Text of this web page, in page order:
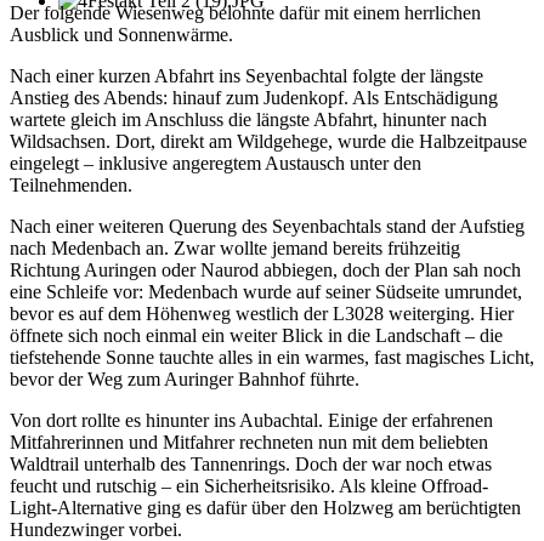
Der folgende Wiesenweg belohnte dafür mit einem herrlichen
Ausblick und Sonnenwärme.
Nach einer kurzen Abfahrt ins Seyenbachtal folgte der längste
Anstieg des Abends: hinauf zum Judenkopf. Als Entschädigung
wartete gleich im Anschluss die längste Abfahrt, hinunter nach
Wildsachsen. Dort, direkt am Wildgehege, wurde die Halbzeitpause
eingelegt – inklusive angeregtem Austausch unter den
Teilnehmenden.
Nach einer weiteren Querung des Seyenbachtals stand der Aufstieg
nach Medenbach an. Zwar wollte jemand bereits frühzeitig
Richtung Auringen oder Naurod abbiegen, doch der Plan sah noch
eine Schleife vor: Medenbach wurde auf seiner Südseite umrundet,
bevor es auf dem Höhenweg westlich der L3028 weiterging. Hier
öffnete sich noch einmal ein weiter Blick in die Landschaft – die
tiefstehende Sonne tauchte alles in ein warmes, fast magisches Licht,
bevor der Weg zum Auringer Bahnhof führte.
Von dort rollte es hinunter ins Aubachtal. Einige der erfahrenen
Mitfahrerinnen und Mitfahrer rechneten nun mit dem beliebten
Waldtrail unterhalb des Tannenrings. Doch der war noch etwas
feucht und rutschig – ein Sicherheitsrisiko. Als kleine Offroad-
Light-Alternative ging es dafür über den Holzweg am berüchtigten
Hundezwinger vorbei.